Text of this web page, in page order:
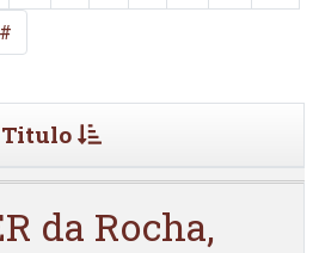
#
Titulo
da Rocha,